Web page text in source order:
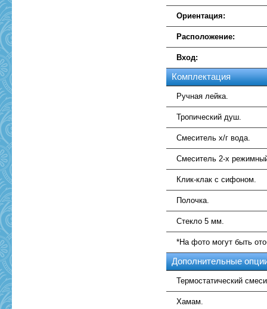
Ориентация:
Расположение:
Вход:
Комплектация
Ручная лейка.
Тропический душ.
Смеситель х/г вода.
Смеситель 2-х
Клик-клак с сифоном.
Полочка.
Стекло 5 мм.
*На фото могут быть
Дополнительные
Термостатический
Хамам.